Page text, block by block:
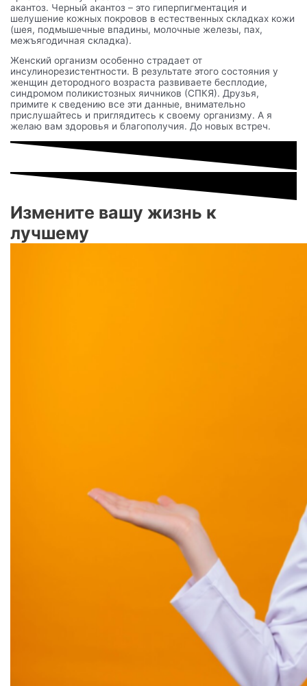
акантоз. Черный акантоз – это гиперпигментация и
шелушение кожных покровов в естественных складках кожи
(шея, подмышечные впадины, молочные железы, пах,
межъягодичная складка).
Женский организм особенно страдает от
инсулинорезистентности. В результате этого состояния у
женщин детородного возраста развиваете бесплодие,
синдромом поликистозных яичников (СПКЯ). Друзья,
примите к сведению все эти данные, внимательно
прислушайтесь и приглядитесь к своему организму. А я
желаю вам здоровья и благополучия. До новых встреч.
Измените вашу жизнь к
лучшему